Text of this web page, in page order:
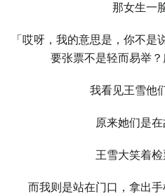
那女生一
「哎呀，我的意思是，你不
要张票不是轻而易举？
我看见王雪他
原来她们是在
王雪大笑着检
而我则是站在门口，拿出手